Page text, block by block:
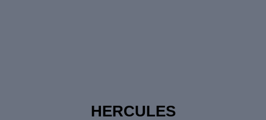
HERCULES